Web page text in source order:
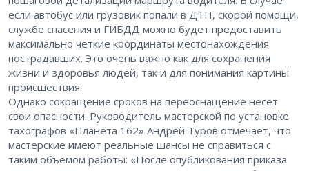
если автобус или грузовик попали в ДТП, скорой помощи,
службе спасения и ГИБДД можно будет предоставить
максимально четкие координаты местонахождения
пострадавших. Это очень важно как для сохранения
жизни и здоровья людей, так и для понимания картины
происшествия.
Однако сокращение сроков на переоснащение несет
свои опасности. Руководитель мастерской по установке
тахографов «Планета 162» Андрей Туров отмечает, что
мастерские имеют реальные шансы не справиться с
таким объемом работы: «После опубликования приказа